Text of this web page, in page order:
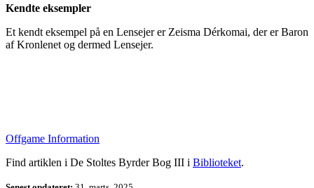
Kendte eksempler
Et kendt eksempel på en Lensejer er Zeisma Dérkomai, der er Baron
af Kronlenet og dermed Lensejer.
Offgame Information
Find artiklen i De Stoltes Byrder Bog III i Biblioteket.